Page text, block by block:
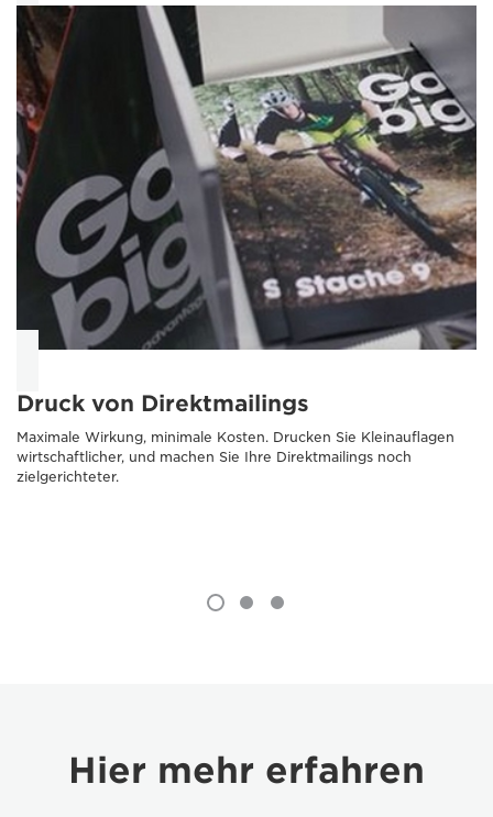
Druck von Direktmailings
Maximale Wirkung, minimale Kosten. Drucken Sie Kleinauflagen
wirtschaftlicher, und machen Sie Ihre Direktmailings noch
zielgerichteter.
Hier mehr erfahren